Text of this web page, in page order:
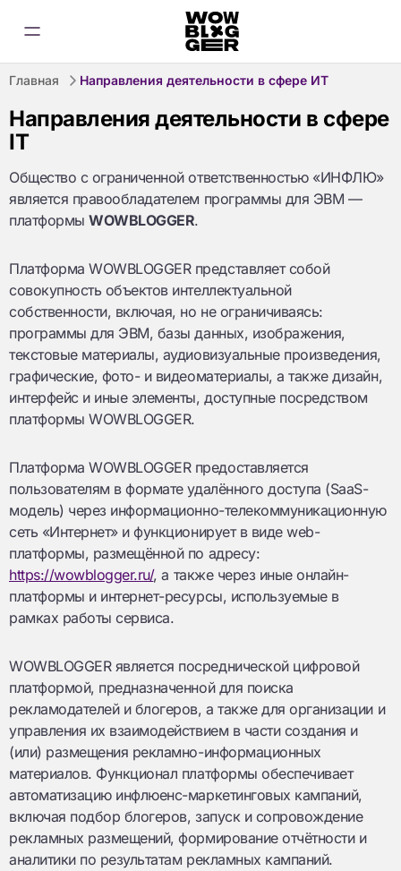
Главная Направления деятельности в сфере ИТ
Направления деятельности в сфере
IT
Общество с ограниченной ответственностью «ИНФЛЮ»
является правообладателем программы для ЭВМ —
платформыWOWBLOGGER.
Платформа WOWBLOGGER представляет собой
совокупность объектов интеллектуальной
собственности, включая, но не ограничиваясь:
программы для ЭВМ, базы данных, изображения,
текстовые материалы, аудиовизуальные произведения,
графические, фото- и видеоматериалы, а также дизайн,
интерфейс и иные элементы, доступные посредством
платформы WOWBLOGGER.
Платформа WOWBLOGGER предоставляется
пользователям в формате удалённого доступа (SaaS-
модель) через информационно-телекоммуникационную
сеть «Интернет» и функционирует в виде web-
платформы, размещённой по адресу:
https://wowblogger.ru/, а также через иные онлайн-
платформы и интернет-ресурсы, используемые в
рамках работы сервиса.
WOWBLOGGER является посреднической цифровой
платформой, предназначенной для поиска
рекламодателей и блогеров, а также для организации и
управления их взаимодействием в части создания и
(или) размещения рекламно-информационных
материалов. Функционал платформы обеспечивает
автоматизацию инфлюенс-маркетинговых кампаний,
включая подбор блогеров, запуск и сопровождение
рекламных размещений, формирование отчётности и
аналитики по результатам рекламных кампаний.